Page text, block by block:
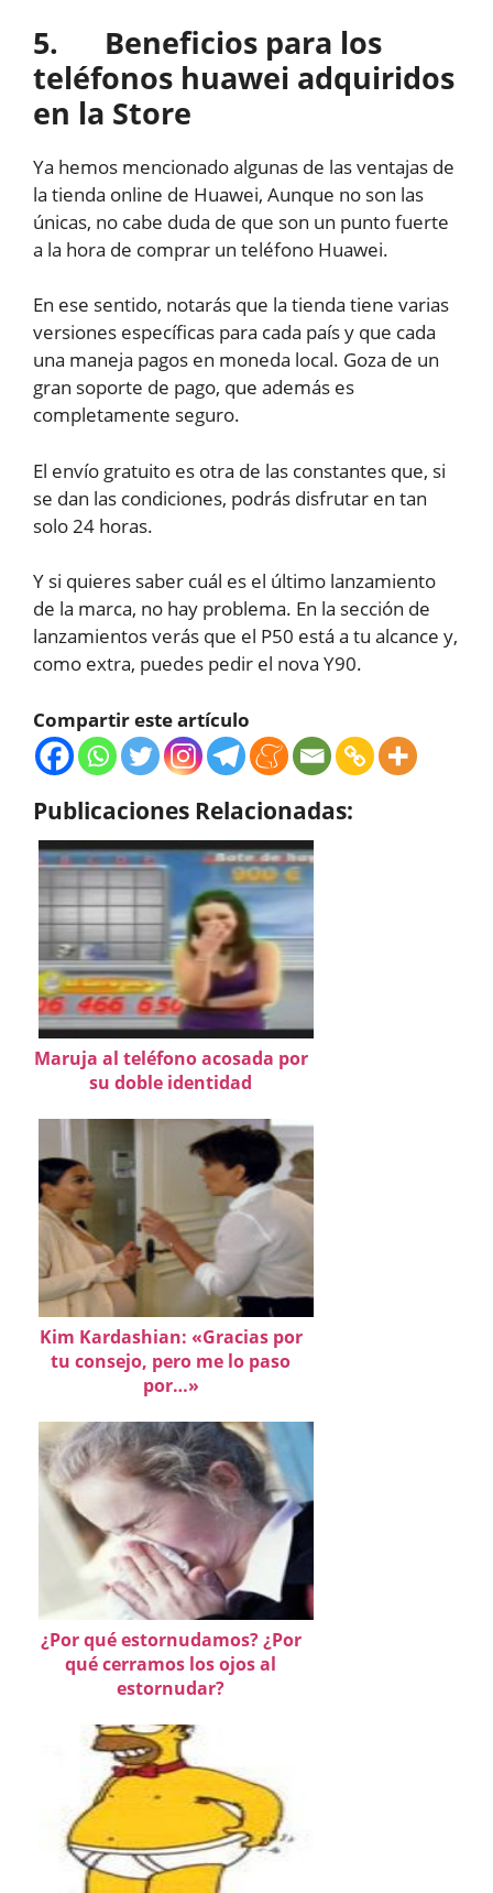
5. Beneficios para los
teléfonos huawei adquiridos
en la Store
Ya hemos mencionado algunas de las ventajas de
la tienda online de Huawei, Aunque no son las
únicas, no cabe duda de que son un punto fuerte
a la hora de comprar un teléfono Huawei.
En ese sentido, notarás que la tienda tiene varias
versiones específicas para cada país y que cada
una maneja pagos en moneda local. Goza de un
gran soporte de pago, que además es
completamente seguro.
El envío gratuito es otra de las constantes que, si
se dan las condiciones, podrás disfrutar en tan
solo 24 horas.
Y si quieres saber cuál es el último lanzamiento
de la marca, no hay problema. En la sección de
lanzamientos verás que el P50 está a tu alcance y,
como extra, puedes pedir el nova Y90.
Compartir este artículo
Publicaciones Relacionadas:
Maruja al teléfono acosada por
su doble identidad
Kim Kardashian: «Gracias por
tu consejo, pero me lo paso
por…»
¿Por qué estornudamos? ¿Por
qué cerramos los ojos al
estornudar?